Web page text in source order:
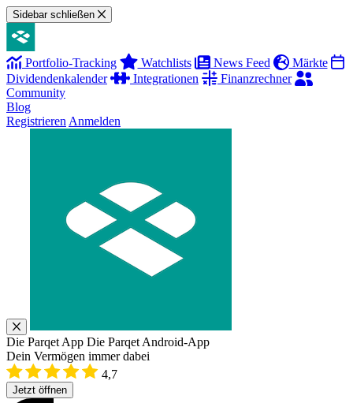
Sidebar schließen
Portfolio-Tracking Watchlists News Feed
Märkte
Dividendenkalender
Integrationen
Finanzrechner
Community
Blog
Registrieren Anmelden
Die Parqet App Die Parqet Android-App
Dein Vermögen immer dabei
4,7
Jetzt öffnen